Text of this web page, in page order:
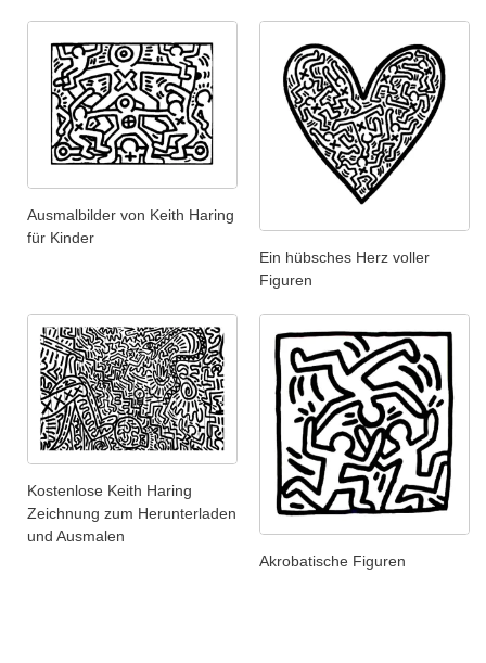
Ausmalbilder von Keith Haring
für Kinder
Ein hübsches Herz voller
Figuren
Kostenlose Keith Haring
Zeichnung zum Herunterladen
und Ausmalen
Akrobatische Figuren